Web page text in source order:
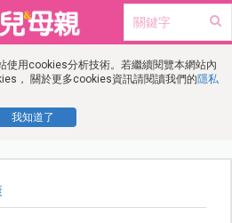
使用cookies分析技術。若繼續閱覽本網站內
， 關於更多cookies資訊請閱讀我們的隱私
我知道了